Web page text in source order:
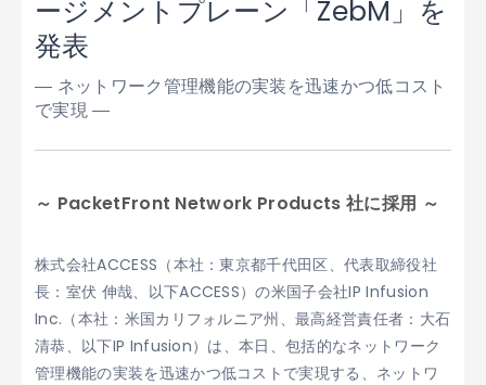
ージメントプレーン「ZebM」を
発表
― ネットワーク管理機能の実装を迅速かつ低コスト
で実現 ―
～ PacketFront Network Products 社に採用 ～
株式会社ACCESS（本社：東京都千代田区、代表取締役社
長：室伏 伸哉、以下ACCESS）の米国子会社IP Infusion
Inc.（本社：米国カリフォルニア州、最高経営責任者：大石
清恭、以下IP Infusion）は、本日、包括的なネットワーク
管理機能の実装を迅速かつ低コストで実現する、ネットワ